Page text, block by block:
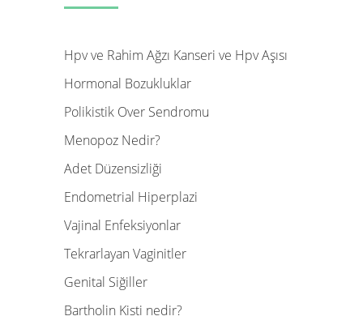
Hpv ve Rahim Ağzı Kanseri ve Hpv Aşısı
Hormonal Bozukluklar
Polikistik Over Sendromu
Menopoz Nedir?
Adet Düzensizliği
Endometrial Hiperplazi
Vajinal Enfeksiyonlar
Tekrarlayan Vaginitler
Genital Siğiller
Bartholin Kisti nedir?